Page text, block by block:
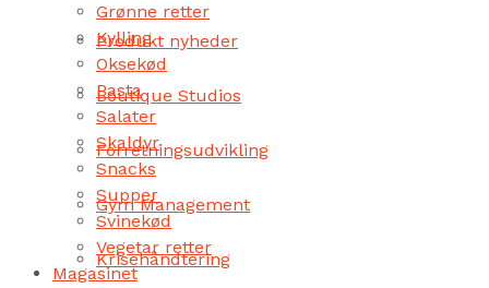
Produkt nyheder
Boutique Studios
Forretningsudvikling
Gym Management
Krisehåndtering
Grønne retter
Kylling
Oksekød
Pasta
Salater
Skaldyr
Snacks
Supper
Svinekød
Vegetar retter
Magasinet